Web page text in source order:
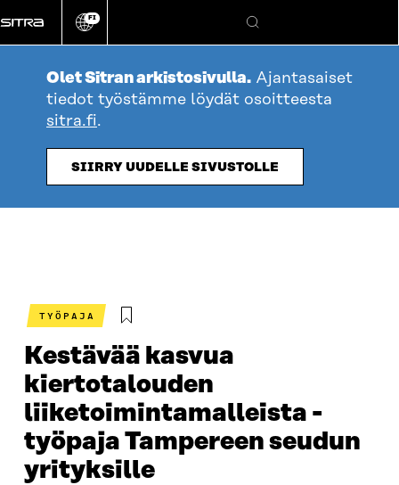
suoraan
sisältöön
Vaihda
kieli
FI
Hae
Olet Sitran arkistosivulla. Ajantasaiset
tiedot työstämme löydät osoitteesta
sitra.fi.
SIIRRY UUDELLE SIVUSTOLLE
TYÖPAJA
Kestävää kasvua
kiertotalouden
liiketoimintamalleista -
työpaja Tampereen seudun
yrityksille